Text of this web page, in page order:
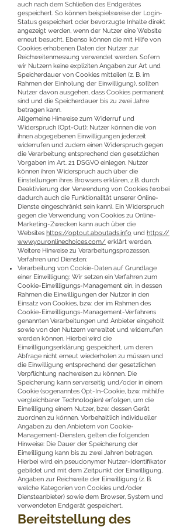
auch nach dem Schließen des Endgerätes
gespeichert. So können beispielsweise der Login-
Status gespeichert oder bevorzugte Inhalte direkt
angezeigt werden, wenn der Nutzer eine Website
erneut besucht. Ebenso können die mit Hilfe von
Cookies erhobenen Daten der Nutzer zur
Reichweitenmessung verwendet werden. Sofern
wir Nutzern keine expliziten Angaben zur Art und
Speicherdauer von Cookies mitteilen (z. B. im
Rahmen der Einholung der Einwilligung), sollten
Nutzer davon ausgehen, dass Cookies permanent
sind und die Speicherdauer bis zu zwei Jahre
betragen kann.
Allgemeine Hinweise zum Widerruf und
Widerspruch (Opt-Out): Nutzer können die von
ihnen abgegebenen Einwilligungen jederzeit
widerrufen und zudem einen Widerspruch gegen
die Verarbeitung entsprechend den gesetzlichen
Vorgaben im Art. 21 DSGVO einlegen. Nutzer
können ihren Widerspruch auch über die
Einstellungen ihres Browsers erklären, z.B. durch
Deaktivierung der Verwendung von Cookies (wobei
dadurch auch die Funktionalität unserer Online-
Dienste eingeschränkt sein kann). Ein Widerspruch
gegen die Verwendung von Cookies zu Online-
Marketing-Zwecken kann auch über die
Websites https://optout.aboutads.info und https://
www.youronlinechoices.com/ erklärt werden.
Weitere Hinweise zu Verarbeitungsprozessen,
Verfahren und Diensten:
Verarbeitung von Cookie-Daten auf Grundlage
einer Einwilligung: Wir setzen ein Verfahren zum
Cookie-Einwilligungs-Management ein, in dessen
Rahmen die Einwilligungen der Nutzer in den
Einsatz von Cookies, bzw. der im Rahmen des
Cookie-Einwilligungs-Management-Verfahrens
genannten Verarbeitungen und Anbieter eingeholt
sowie von den Nutzern verwaltet und widerrufen
werden können. Hierbei wird die
Einwilligungserklärung gespeichert, um deren
Abfrage nicht erneut wiederholen zu müssen und
die Einwilligung entsprechend der gesetzlichen
Verpflichtung nachweisen zu können. Die
Speicherung kann serverseitig und/oder in einem
Cookie (sogenanntes Opt-In-Cookie, bzw. mithilfe
vergleichbarer Technologien) erfolgen, um die
Einwilligung einem Nutzer, bzw. dessen Gerät
zuordnen zu können. Vorbehaltlich individueller
Angaben zu den Anbietern von Cookie-
Management-Diensten, gelten die folgenden
Hinweise: Die Dauer der Speicherung der
Einwilligung kann bis zu zwei Jahren betragen.
Hierbei wird ein pseudonymer Nutzer-Identifikator
gebildet und mit dem Zeitpunkt der Einwilligung,
Angaben zur Reichweite der Einwilligung (z. B.
welche Kategorien von Cookies und/oder
Diensteanbieter) sowie dem Browser, System und
verwendeten Endgerät gespeichert.
Bereitstellung des